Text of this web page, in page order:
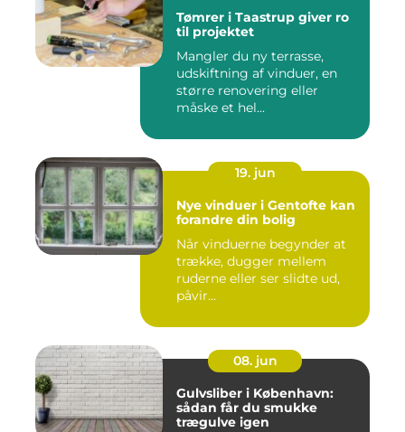
Tømrer i Taastrup giver ro
til projektet
Mangler du ny terrasse,
udskiftning af vinduer, en
større renovering eller
måske et hel...
19. jun
Nye vinduer i Gentofte kan
forandre din bolig
Når vinduerne begynder at
trække, dugger mellem
ruderne eller ser slidte ud,
påvir...
08. jun
Gulvsliber i København:
sådan får du smukke
trægulve igen